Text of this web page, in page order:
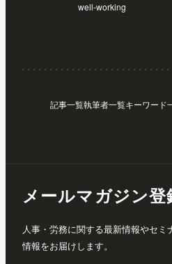
well-working
記事一覧執筆者一覧キーワード
メールマガジン登
人事・労務に関する最新情報やセ
情報をお届けします。